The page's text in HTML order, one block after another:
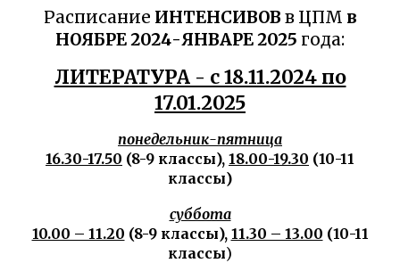
Расписание ИНТЕНСИВОВ в ЦПМ в
НОЯБРЕ 2024-ЯНВАРЕ 2025 года:
ЛИТЕРАТУРА - с 18.11.2024 по
17.01.2025
понедельник-пятница
16.30-17.50 (8-9 классы), 18.00-19.30 (10-11
классы)
суббота
10.00 – 11.20 (8-9 классы), 11.30 – 13.00 (10-11
классы)